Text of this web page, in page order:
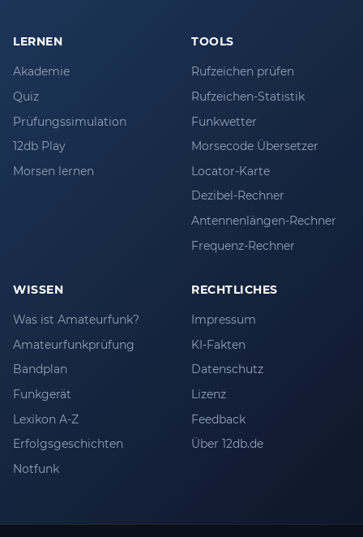
LERNEN
Akademie
Quiz
Prüfungssimulation
12db Play
Morsen lernen
TOOLS
Rufzeichen prüfen
Rufzeichen-Statistik
Funkwetter
Morsecode Übersetzer
Locator-Karte
Dezibel-Rechner
Antennenlängen-Rechner
Frequenz-Rechner
WISSEN
Was ist Amateurfunk?
Amateurfunkprüfung
Bandplan
Funkgerät
Lexikon A-Z
Erfolgsgeschichten
Notfunk
RECHTLICHES
Impressum
KI-Fakten
Datenschutz
Lizenz
Feedback
Über 12db.de